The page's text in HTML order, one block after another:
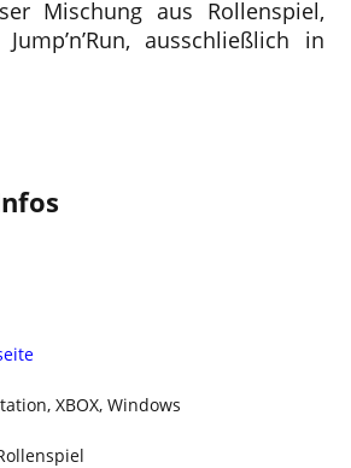
Mischung aus Rollenspiel,
ausschließlich in
XBOX, Windows